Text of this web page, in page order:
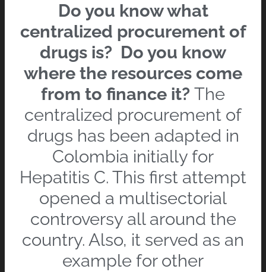
Do you know what
centralized procurement of
drugs is? Do you know
where the resources come
from to finance it? The
centralized procurement of
drugs has been adapted in
Colombia initially for
Hepatitis C. This first attempt
opened a multisectorial
controversy all around the
country. Also, it served as an
example for other